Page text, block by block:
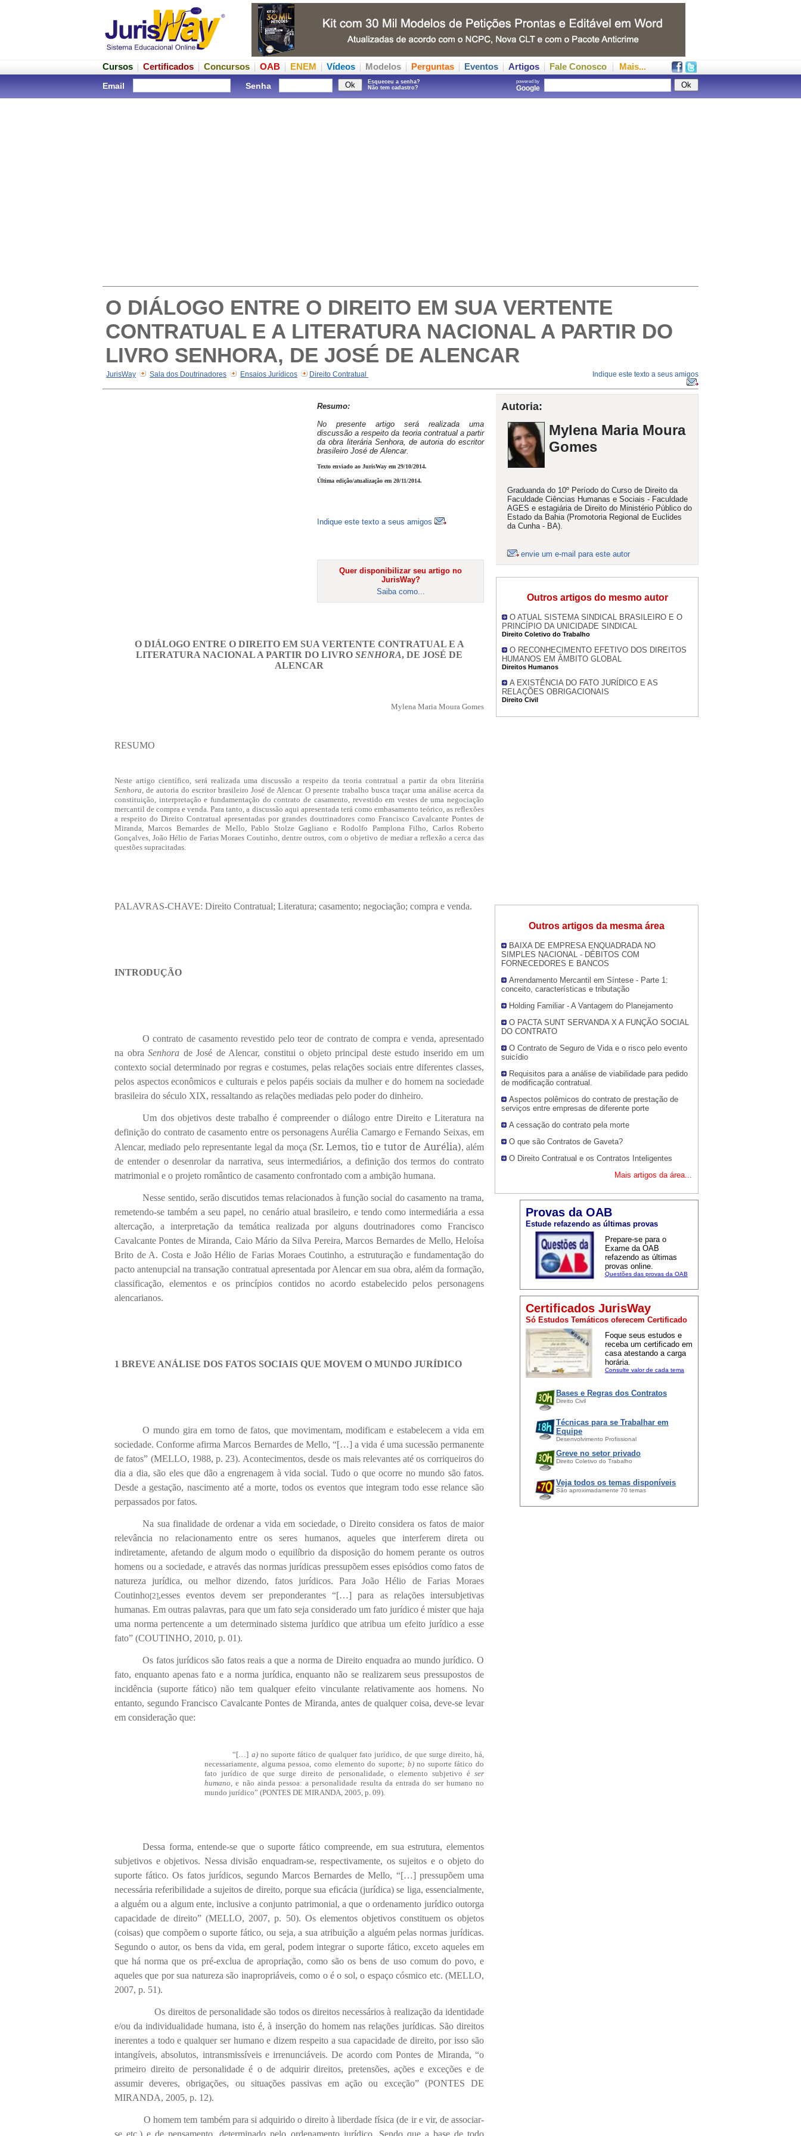
Cursos Certificados Concursos OAB ENEM Vídeos Modelos Perguntas Eventos Artigos Fale Conosco Mais...
Email Senha
Esqueceu a senha?
Não tem cadastro?
powered by
Google
O DIÁLOGO ENTRE O DIREITO EM SUA VERTENTE
CONTRATUAL E A LITERATURA NACIONAL A PARTIR DO
LIVRO SENHORA, DE JOSÉ DE ALENCAR
JurisWay Sala dos Doutrinadores Ensaios Jurídicos Direito Contratual Indique este texto a seus amigos
Autoria:
Mylena Maria Moura
Gomes
Graduanda do 10º Período do Curso de Direito da
Faculdade Ciências Humanas e Sociais - Faculdade
AGES e estagiária de Direito do Ministério Público do
Estado da Bahia (Promotoria Regional de Euclides
da Cunha - BA).
envie um e-mail para este autor
Outros artigos do mesmo autor
O ATUAL SISTEMA SINDICAL BRASILEIRO E O
PRINCÍPIO DA UNICIDADE SINDICAL
Direito Coletivo do Trabalho
O RECONHECIMENTO EFETIVO DOS DIREITOS
HUMANOS EM ÂMBITO GLOBAL
Direitos Humanos
A EXISTÊNCIA DO FATO JURÍDICO E AS
RELAÇÕES OBRIGACIONAIS
Direito Civil
Outros artigos da mesma área
BAIXA DE EMPRESA ENQUADRADA NO
SIMPLES NACIONAL - DÉBITOS COM
FORNECEDORES E BANCOS
Arrendamento Mercantil em Síntese - Parte 1:
conceito, características e tributação
Holding Familiar - A Vantagem do Planejamento
O PACTA SUNT SERVANDA X A FUNÇÃO SOCIAL
DO CONTRATO
O Contrato de Seguro de Vida e o risco pelo evento
suicídio
Requisitos para a análise de viabilidade para pedido
de modificação contratual.
Aspectos polêmicos do contrato de prestação de
serviços entre empresas de diferente porte
A cessação do contrato pela morte
O que são Contratos de Gaveta?
O Direito Contratual e os Contratos Inteligentes
Mais artigos da área...
Provas da OAB
Estude refazendo as últimas provas
Prepare-se para o
Exame da OAB
refazendo as últimas
provas online.
Questões das provas da OAB
Certificados JurisWay
Só Estudos Temáticos oferecem Certificado
Foque seus estudos e
receba um certificado em
casa atestando a carga
horária.
Consulte valor de cada tema
Bases e Regras dos Contratos
Direito Civil
Técnicas para se Trabalhar em
Equipe
Desenvolvimento Profissional
Greve no setor privado
Direito Coletivo do Trabalho
Veja todos os temas disponíveis
São aproximadamente 70 temas
Resumo:
No presente artigo será realizada uma
discussão a respeito da teoria contratual a partir
da obra literária Senhora, de autoria do escritor
brasileiro José de Alencar.
Texto enviado ao JurisWay em 29/10/2014.
Última edição/atualização em 20/11/2014.
Indique este texto a seus amigos
Quer disponibilizar seu artigo no
JurisWay?
Saiba como...
O DIÁLOGO ENTRE O DIREITO EM SUA VERTENTE CONTRATUAL E A
LITERATURA NACIONAL A PARTIR DO LIVRO SENHORA, DE JOSÉ DE
ALENCAR
Mylena Maria Moura Gomes
RESUMO
Neste artigo científico, será realizada uma discussão a respeito da teoria contratual a partir da obra literária
Senhora , de autoria do escritor brasileiro José de Alencar. O presente trabalho busca traçar uma análise acerca da
constituição, interpretação e fundamentação do contrato de casamento, revestido em vestes de uma negociação
mercantil de compra e venda. Para tanto, a discussão aqui apresentada terá como embasamento teórico, as reflexões
a respeito do Direito Contratual apresentadas por grandes doutrinadores como Francisco Cavalcante Pontes de
Miranda, Marcos Bernardes de Mello, Pablo Stolze Gagliano e Rodolfo Pamplona Filho, Carlos Roberto
Gonçalves, João Hélio de Farias Moraes Coutinho, dentre outros, com o objetivo de mediar a reflexão a cerca das
questões supracitadas.
PALAVRAS-CHAVE: Direito Contratual; Literatura; casamento; negociação; compra e venda.
INTRODUÇÃO
O contrato de casamento revestido pelo teor de contrato de compra e venda, apresentado
na obraSenhora de José de Alencar, constitui o objeto principal deste estudo inserido em um
contexto social determinado por regras e costumes, pelas relações sociais entre diferentes classes,
pelos aspectos econômicos e culturais e pelos papéis sociais da mulher e do homem na sociedade
brasileira do século XIX, ressaltando as relações mediadas pelo poder do dinheiro.
Um dos objetivos deste trabalho é compreender o diálogo entre Direito e Literatura na
definição do contrato de casamento entre os personagens Aurélia Camargo e Fernando Seixas, em
Alencar, mediado pelo representante legal da moça (Sr. Lemos, tio e tutor de Aurélia), além
de entender o desenrolar da narrativa, seus intermediários, a definição dos termos do contrato
matrimonial e o projeto romântico de casamento confrontado com a ambição humana.
Nesse sentido, serão discutidos temas relacionados à função social do casamento na trama,
remetendo-se também a seu papel, no cenário atual brasileiro, e tendo como intermediária a essa
altercação, a interpretação da temática realizada por alguns doutrinadores como Francisco
Cavalcante Pontes de Miranda, Caio Mário da Silva Pereira, Marcos Bernardes de Mello, Heloísa
Brito de A. Costa e João Hélio de Farias MoraesCoutinho, a estruturação e fundamentação do
pacto antenupcial na transação contratual apresentada por Alencar em sua obra, além da formação,
classificação, elementos e os princípios contidos no acordo estabelecido pelos personagens
alencarianos.
1 BREVE ANÁLISE DOS FATOS SOCIAIS QUE MOVEM O MUNDO JURÍDICO
O mundo gira em torno de fatos, que movimentam, modificam e estabelecem a vida em
sociedade. Conforme afirma Marcos Bernardes de Mello, “[…] a vida é uma sucessão permanente
de fatos” (MELLO, 1988, p. 23). Acontecimentos, desde os mais relevantes até os corriqueiros do
dia a dia, são eles que dão a engrenagem à vida social. Tudo o que ocorre no mundo são fatos.
Desde a gestação, nascimento até a morte, todos os eventos que integram todo esse relance são
perpassados por fatos.
Na sua finalidade de ordenar a vida em sociedade, o Direito considera os fatos de maior
relevância no relacionamento entre os seres humanos, aqueles que interferem direta ou
indiretamente, afetando de algum modo o equilíbrio da disposição do homem perante os outros
homens ou a sociedade, e através das normas jurídicas pressupõem esses episódios como fatos de
natureza jurídica, ou melhor dizendo, fatos jurídicos. Para João Hélio de Farias Moraes
Coutinho[2],esses eventos devem ser preponderantes “[…]para as relações intersubjetivas
humanas. Em outras palavras, para que um fato seja considerado um fato jurídico é mister que haja
uma norma pertencente a um determinado sistema jurídico que atribua um efeito jurídico a esse
fato” (COUTINHO, 2010, p. 01).
Os fatos jurídicos são fatos reais a que a norma de Direito enquadra ao mundo jurídico. O
fato, enquanto apenas fato e a norma jurídica, enquanto não se realizarem seus pressupostos de
incidência (suporte fático) não tem qualquer efeito vinculante relativamente aos homens. No
entanto, segundoFrancisco CavalcantePontes de Miranda, antes de qualquer coisa, deve-se levar
em consideração que:
“[…] a) no suporte fático de qualquer fato jurídico, de que surge direito, há,
necessa­riamente, alguma pessoa, como elemento do suporte; b)no supor­te fático do
fato jurídico de que surge direito de personalidade, o elemento subjetivo é ser
humano,e não ainda pessoa: a perso­nalidade resulta da entrada do ser humano no
mundo jurídico” (PONTES DE MIRANDA, 2005, p. 09).
Dessa forma, entende-se que o suporte fático compreende, em sua estrutura, elementos
subjetivos e objetivos. Nessa divisão enquadram-se, respectivamente, os sujeitos e o objeto do
suporte fático. Os fatos jurídicos, segundo Marcos Bernardes de Mello, “[…] pressupõem uma
necessária referibilidade a sujeitos de direito, porque sua eficácia (jurídica) se liga, essencialmente,
a alguém ou a algum ente, inclusive a conjunto patrimonial, a que o ordenamento jurídico outorga
capacidade de direito” (MELLO, 2007, p. 50). Os elementos objetivos constituem os objetos
(coisas) que compõem o suporte fático, ou seja, a sua atribuição a alguém pelas normas jurídicas.
Segundo o autor, os bens da vida, em geral, podem integrar o suporte fático, exceto aqueles em
que há norma que os pré-exclua de apropriação, como são os bens de uso comum do povo, e
aqueles que por sua natureza são inapropriáveis, como o é o sol, o espaço cósmico etc. (MELLO,
2007, p. 51).
Os direitos de personalidade são todos os direitos necessários à realização da identidade
e/ou da individualidade humana, isto é, à inserção do homem nas relações jurídicas. São direitos
inerentes a todo e qualquer ser humano e dizem respeito a sua capacidade de direito, por isso são
intangíveis, absolutos, intransmissíveis e irrenunciáveis. De acordo com Pontes de Miranda, “o
primeiro direito de personalidade é o de adquirir direitos, pretensões, ações e exce­ções e de
assumir deveres, obrigações, ou situações passivas em ação ou exceção” (PONTES DE
MIRANDA, 2005, p. 12).
O homem tem também para si adquirido o direito à liberdade física (de ir e vir, de associar-
se etc.) e de pensamento, determinado pelo ordenamento jurídico. Sendo que a base de todo